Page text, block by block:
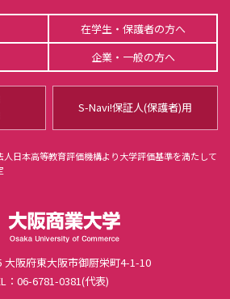
員
大阪府東大阪市御厨栄町4-1-10
：06-6781-0381(代表)
在学生・保護者の方へ
企業・一般の方へ
S-Navi!保証人(保護者)用
人日本高等教育評価機構より大学評価基準を満たして